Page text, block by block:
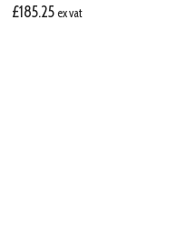
£185.25 ex vat